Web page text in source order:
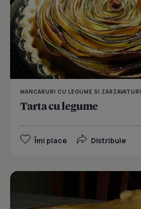
MANCARURI CU LEGUME SI ZARZAVATURI
Tarta cu legume
Îmi place Distribuie